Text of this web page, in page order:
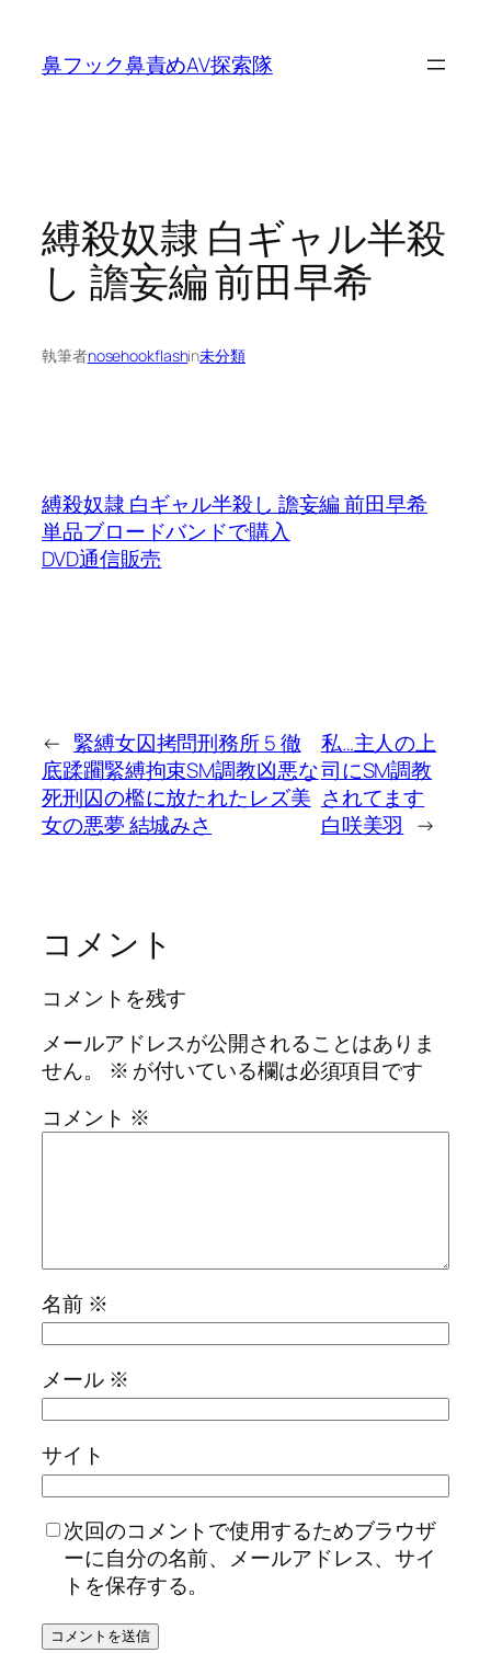
鼻フック鼻責めAV探索隊
縛殺奴隷 白ギャル半殺
し 譫妄編 前田早希
執筆者nosehookflashin未分類
縛殺奴隷 白ギャル半殺し 譫妄編 前田早希
単品ブロードバンドで購入
DVD通信販売
← 緊縛女囚拷問刑務所 5 徹
底蹂躙緊縛拘束SM調教凶悪な
死刑囚の檻に放たれたレズ美
女の悪夢 結城みさ
私…主人の上
司にSM調教
されてます
白咲美羽 →
コメント
コメントを残す
メールアドレスが公開されることはありま
せん。
※ が付いている欄は必須項目です
コメント ※
名前 ※
メール ※
サイト
次回のコメントで使用するためブラウザ
ーに自分の名前、メールアドレス、サイ
トを保存する。